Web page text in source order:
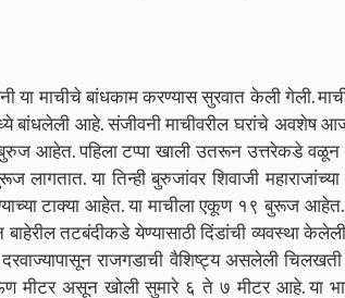
या माचीचे बांधकाम करण्यास सुरवात केली गेली.
बांधलेली आहे. संजीवनी माचीवरील घरांचे अवशेष
आहेत. पहिला टप्पा खाली उतरून उत्तरेकडे
लागतात. या तिन्ही बुरुजांवर शिवाजी
टाक्या आहेत. या माचीला एकूण १९ बुरूज आहेत.
तटबंदीकडे येण्यासाठी दिंडांची व्यवस्था
राजगडाची वैशिष्ट्य असलेली चिलखती
मीटर असून खोली सुमारे ६ ते ७ मीटर आहे. या